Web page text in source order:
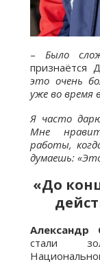
–Было
признаётся
это очень
уже во время
Я часто
Мне
работы,
думаешь:
«До
Александр
стали